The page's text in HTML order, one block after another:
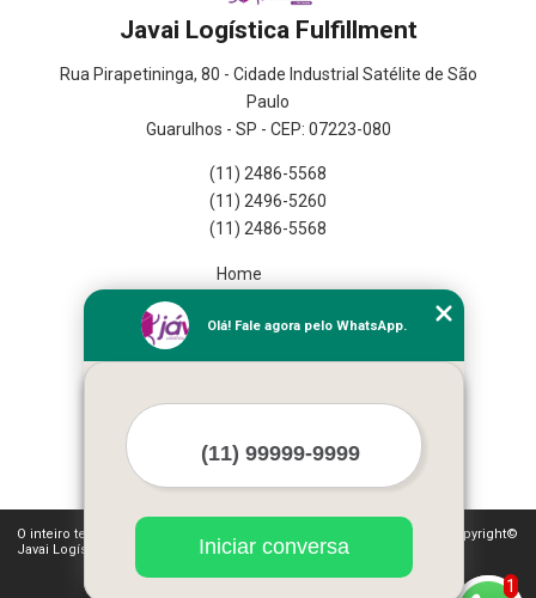
Javai Logística Fulfillment
Rua Pirapetininga, 80 - Cidade Industrial Satélite de São
Paulo
Guarulhos - SP - CEP: 07223-080
(11) 2486-5568
(11) 2496-5260
(11) 2486-5568
Home
Missão
O inteiro teor deste site está sujeito à proteção de direitos autorais. Copyright©
Javai Logística Fulfillment (Lei 9610 de 19/02/1998)
1
Olá! Fale agora pelo WhatsApp.
Iniciar conversa